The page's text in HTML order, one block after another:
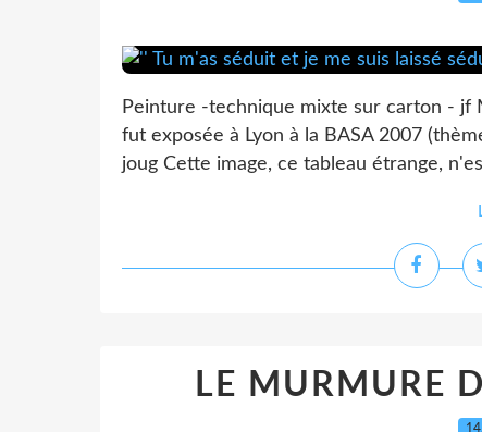
Peinture -technique mixte sur carton - jf
fut exposée à Lyon à la BASA 2007
joug Cette image, ce tableau étrange,
LE MURMURE